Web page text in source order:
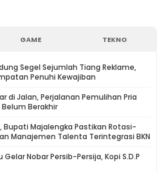
GAME TEKNO
Segel Sejumlah Tiang Reklame,
Penuhi Kewajiban
di Jalan, Perjalanan Pemulihan Pria
Berakhir
Bupati Majalengka Pastikan Rotasi-
Manajemen Talenta Terintegrasi BKN
Gelar Nobar Persib-Persija, Kopi S.D.P